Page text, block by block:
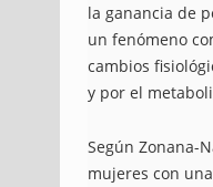
la ganancia de
un fenómeno
cambios
y por el
Según Zonana-
mujeres con